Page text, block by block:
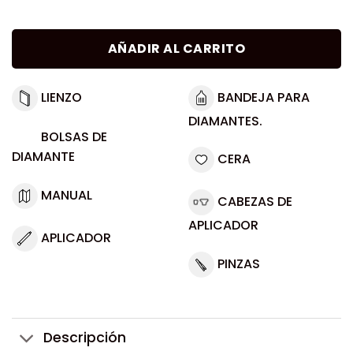
AÑADIR AL CARRITO
LIENZO
BOLSAS DE
DIAMANTE
MANUAL
APLICADOR
BANDEJA PARA
DIAMANTES.
CERA
CABEZAS DE
APLICADOR
PINZAS
Descripción